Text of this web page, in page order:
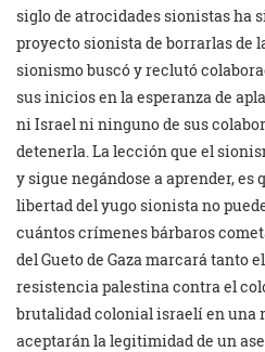
siglo de atrocidades sionistas ha
proyecto sionista de borrarlas de
sionismo buscó y reclutó
sus inicios en la esperanza de
ni Israel ni ninguno de sus
detenerla. La lección que el
y sigue negándose a aprender, es
libertad del yugo sionista no
cuántos crímenes bárbaros
del Gueto de Gaza marcará tanto
resistencia palestina contra el
brutalidad colonial israelí en una
aceptarán la legitimidad de un